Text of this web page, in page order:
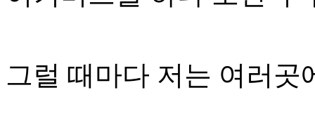
그럴 때마다 저는 여러곳